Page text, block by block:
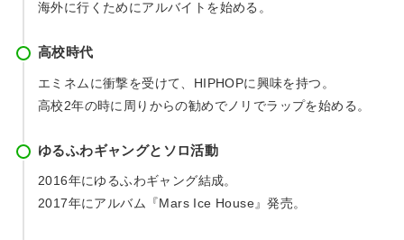
海外に行くためにアルバイトを始める。
高校時代
エミネムに衝撃を受けて、HIPHOPに興味を持つ。
高校2年の時に周りからの勧めでノリでラップを始める。
ゆるふわギャングとソロ活動
2016年にゆるふわギャング結成。
2017年にアルバム『Mars Ice House』発売。